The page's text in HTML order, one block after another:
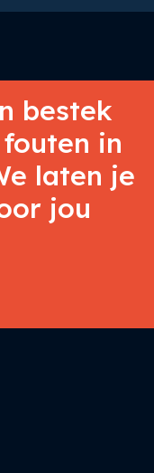
bestek
in
laten je
jou